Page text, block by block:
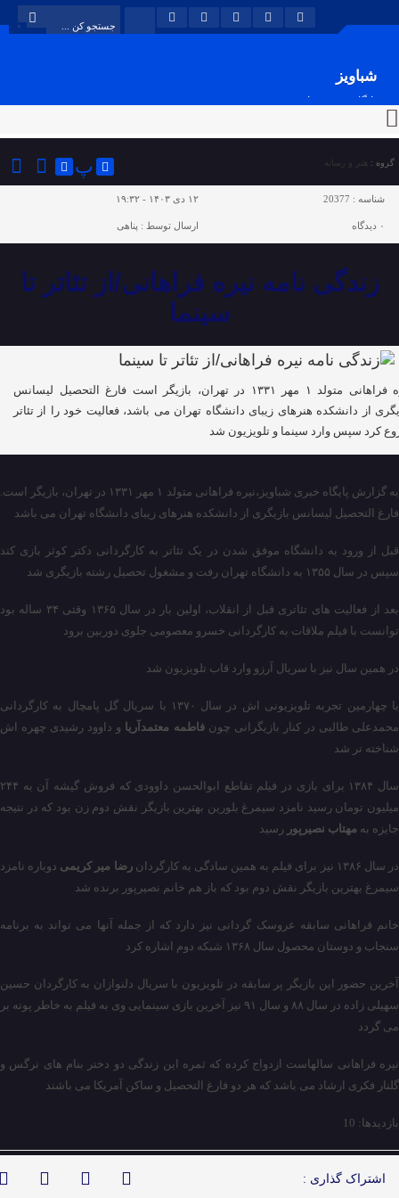
شباویز
پایگاه خبری شباویز
گروه : هنر و رسانه پ
شناسه : 20377 ۱۲ دی ۱۴۰۳ - ۱۹:۳۲
۰ دیدگاه ارسال توسط : پناهی
زندگی نامه نیره فراهانی/از تئاتر تا
سینما
نیره فراهانی متولد ۱ مهر ۱۳۳۱ در تهران، بازیگر است فارغ التحصیل لیسانس
از دانشکده هنرهای زیبای دانشگاه تهران می باشد، فعالیت خود را از تئاتر
کرد سپس وارد سینما و تلویزیون شد
به گزارش پایگاه خبری شباویز،نیره فراهانی متولد ۱ مهر ۱۳۳۱ در تهران، بازیگر است.
فارغ التحصیل لیسانس بازیگری از دانشکده هنرهای زیبای دانشگاه تهران می باشد
قبل از ورود به دانشگاه موفق شدن در یک تئاتر به کارگردانی دکتر کوثر بازی کند
سپس در سال ۱۳۵۵ به دانشگاه تهران رفت و مشغول تحصیل رشته بازیگری شد
بعد از فعالیت های تئاتری قبل از انقلاب، اولین بار در سال ۱۳۶۵ وقتی ۳۴ ساله بود
توانست با فیلم ملاقات به کارگردانی خسرو معصومی جلوی دوربین برود
در همین سال نیز با سریال آرزو وارد قاب تلویزیون شد
با چهارمین تجربه تلویزیونی اش در سال ۱۳۷۰ با سریال گل پامچال به کارگردانی
محمدعلی طالبی در کنار بازیگرانی چونفاطمه معتمدآریا و داوود رشیدی چهره اش
شناخته تر شد
سال ۱۳۸۴ برای بازی در فیلم تقاطع ابوالحسن داوودی که فروش گیشه آن به ۲۴۴
میلیون تومان رسید نامزد سیمرغ بلورین بهترین بازیگر نقش دوم زن بود که در نتیجه
جایزه به مهتاب نصیرپور رسید
در سال ۱۳۸۶ نیز برای فیلم به همین سادگی به کارگردان رضا میر کریمی دوباره نامزد
سیمرغ بهترین بازیگر نقش دوم بود که باز هم خانم نصیرپور برنده شد
خانم فراهانی سابقه عروسک گردانی نیز دارد که از جمله آنها می تواند به برنامه
سنجاب و دوستان محصول سال ۱۳۶۸ شبکه دوم اشاره کرد
آخرین حضور این بازیگر پر سابقه در تلویزیون با سریال دلنوازان به کارگردان حسین
سهیلی زاده در سال ۸۸ و سال ۹۱ نیز آخرین بازی سینمایی وی به فیلم به خاطر پونه بر
می گردد
نیره فراهانی سالهاست ازدواج کرده که ثمره این زندگی دو دختر بنام های نرگس و
گلنار فکری ارشاد می باشد که هر دو فارغ التحصیل و ساکن آمریکا می باشند
بازدیدها: 10
اشتراک گذاری :